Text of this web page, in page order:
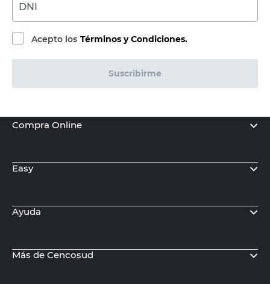
DNI
Acepto los Términos y Condiciones.
Suscribirme
Compra Online
Easy
Ayuda
Más de Cencosud